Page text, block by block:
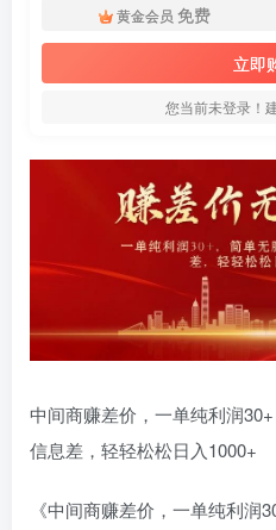
黄金会员 免费
立即
您当前未登录！
中间商赚差价，一单纯利润
信息差，轻轻松松日入1000+
《中间商赚差价，一单纯利润